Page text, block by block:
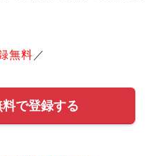
無料 ／
で登録する